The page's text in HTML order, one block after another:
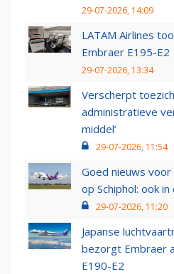
29-07-2026, 14:09
LATAM Airlines
Embraer E195-E2
29-07-2026, 13:34
Verscherpt
administratieve
middel’
29-07-2026, 11:54
Goed nieuws
op Schiphol: ook
29-07-2026, 11:20
Japanse
bezorgt Embraer
E190-E2